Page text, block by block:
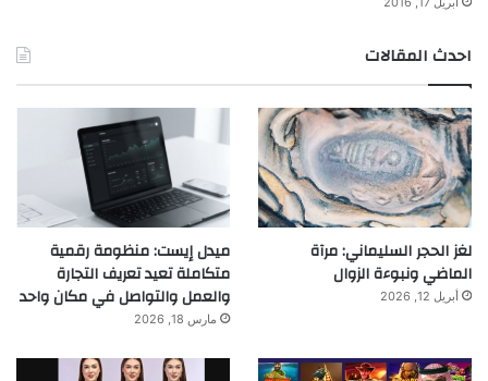
احدث المقالات
لغز الحجر السليماني: مرآة
الماضي ونبوءة الزوال
أبريل 12, 2026
ميدل إيست: منظومة رقمية
متكاملة تعيد تعريف التجارة
والعمل والتواصل في مكان واحد
مارس 18, 2026